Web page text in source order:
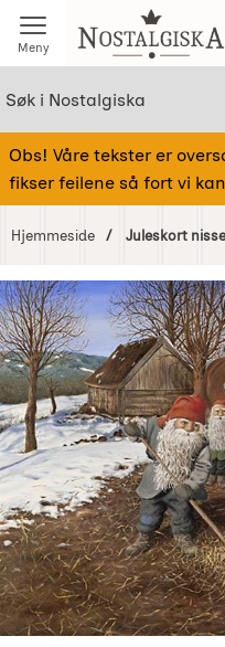
Meny
Obs! Våre tekster er
fikser feilene så fort vi
Hjemmeside Juleskort
Hoppe
over
Bilder